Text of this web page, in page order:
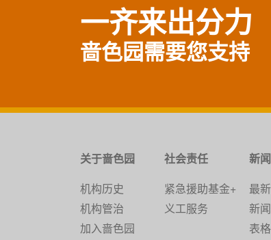
一齐来出分力
啬色园需要您支持
关于啬色园
机构历史
机构管治
加入啬色园
社会责任
紧急援助基金+
义工服务
新
最
新
表格